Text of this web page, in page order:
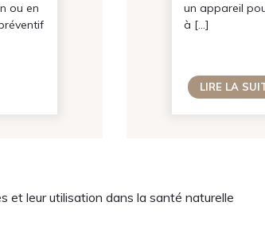
ou en
un appareil
à […]
LIRE LA
et leur utilisation dans la santé naturelle